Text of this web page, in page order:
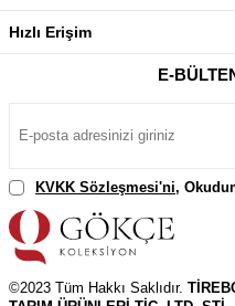
Hızlı Erişim
E-
KVKK Sözleşmesi'ni,
©2023 Tüm Hakkı Saklıdır.